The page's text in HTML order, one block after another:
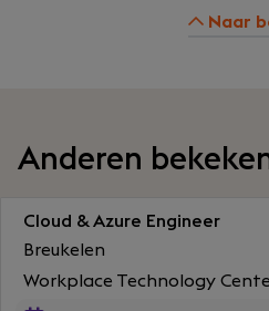
Naar
Anderen
Cloud & Azure Engineer
Breukelen
Workplace Technology